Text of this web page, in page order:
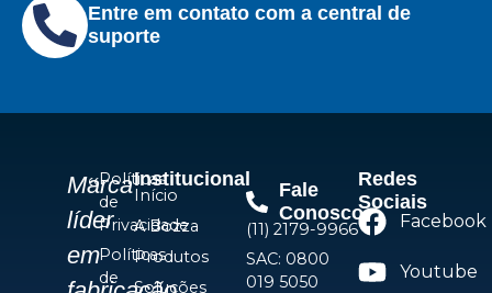
Entre em contato com a central de
suporte
Marca
líder
em
Políticas
de
Privacidade
Políticas
de
Institucional
Início
A Bozza
Produtos
Soluções
Fale
Conosco
(11) 2179-9966
SAC: 0800
019 5050
Redes
Sociais
Facebook
Youtube